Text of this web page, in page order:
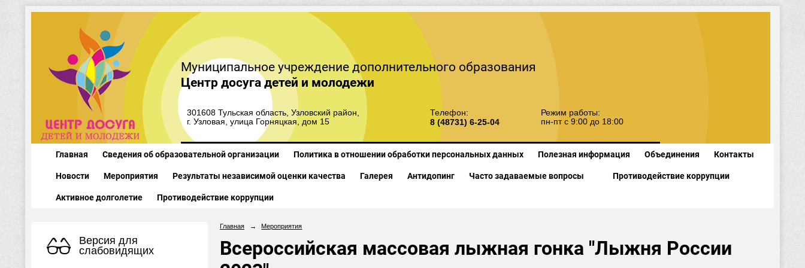
Муниципальное учреждение дополнительного образования
Центр досуга детей и молодежи
301608 Тульская область, Узловский район,
г. Узловая, улица Горняцкая, дом 15
Телефон:
8 (48731) 6-25-04
Режим работы:
пн-пт с 9:00 до 18:00
Главная Сведения об образовательной организации Политика в отношении обработки персональных данных Полезная информация Объединения Контакты
Новости Мероприятия Результаты независимой оценки качества Галерея Антидопинг Часто задаваемые вопросы Противодействие коррупции
Активное долголетие Противодействие коррупции
Версия для
слабовидящих
Главная → Мероприятия
Всероссийская массовая лыжная гонка "Лыжня России